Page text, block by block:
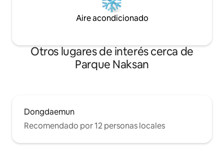
20 000 KRW por hora (hasta 2 horas
Aire acondicionado
Otros lugares de interés cerca de
Parque Naksan
Dongdaemun
Recomendado por 12 personas locales